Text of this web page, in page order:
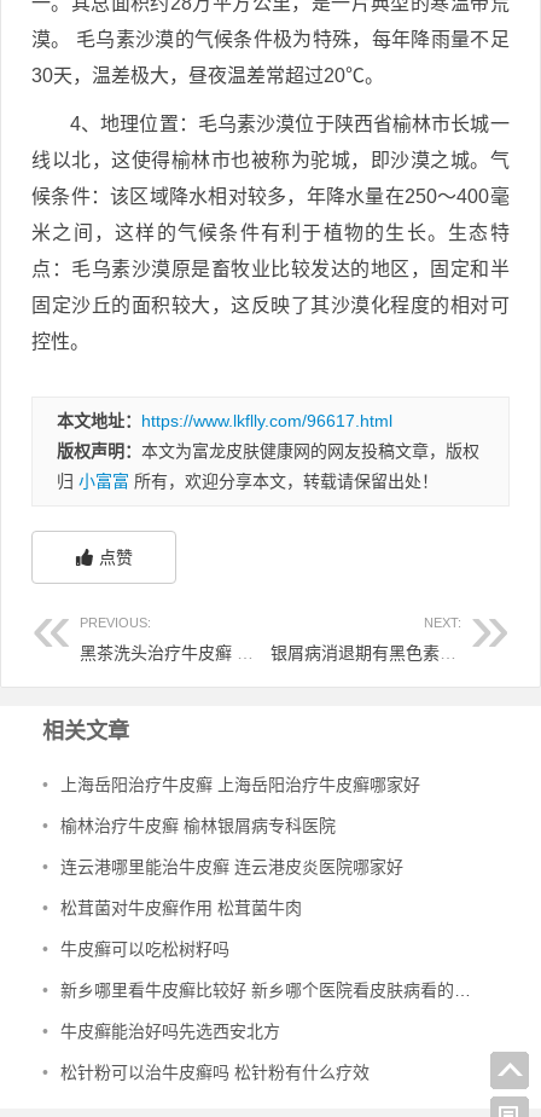
漠。 毛乌素沙漠的气候条件极为特殊，每年降雨量不足
30天，温差极大，昼夜温差常超过20℃。
4、地理位置：毛乌素沙漠位于陕西省榆林市长城一
线以北，这使得榆林市也被称为驼城，即沙漠之城。气
候条件：该区域降水相对较多，年降水量在250～400毫
米之间，这样的气候条件有利于植物的生长。生态特
点：毛乌素沙漠原是畜牧业比较发达的地区，固定和半
固定沙丘的面积较大，这反映了其沙漠化程度的相对可
控性。
本文地址： https://www.lkflly.com/96617.html
版权声明： 本文为富龙皮肤健康网的网友投稿文章，版权
归 小富富 所有，欢迎分享本文，转载请保留出处！
点赞
PREVIOUS: NEXT:
银屑病消退期有黑色素 银屑病留的黑色素一直没消退
相关文章
• 上海岳阳治疗牛皮癣 上海岳阳治疗牛皮癣哪家好
• 榆林治疗牛皮癣 榆林银屑病专科医院
• 连云港哪里能治牛皮癣 连云港皮炎医院哪家好
• 松茸菌对牛皮癣作用 松茸菌牛肉
• 牛皮癣可以吃松树籽吗
• 新乡哪里看牛皮癣比较好 新乡哪个医院看皮肤病看的比较高
• 牛皮癣能治好吗先选西安北方
• 松针粉可以治牛皮癣吗 松针粉有什么疗效